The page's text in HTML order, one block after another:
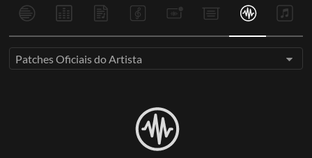
Patches Oficiais do Artista